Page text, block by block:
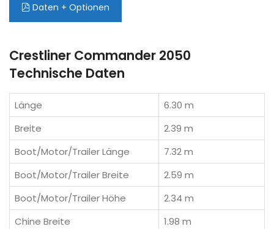
Daten + Optionen
Crestliner Commander 2050
Technische Daten
Länge
6.30 m
Breite
2.39 m
Boot/Motor/Trailer Länge
7.32 m
Boot/Motor/Trailer Breite
2.59 m
Boot/Motor/Trailer Höhe
2.34 m
Chine Breite
1.98 m